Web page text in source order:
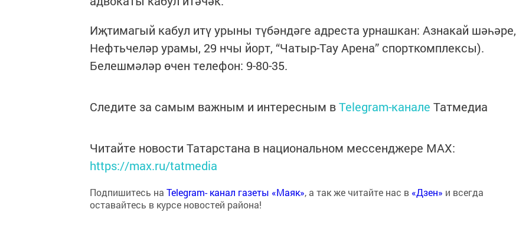
Иҗтимагый кабул итү урыны түбәндәге адреста урнашкан: Азнакай шәһәре,
Нефтьчеләр урамы, 29 нчы йорт, “Чатыр-Тау Арена” спорткомплексы).
Белешмәләр өчен телефон: 9-80-35.
Следите за самым важным и интересным вTelegram-канале Татмедиа
Читайте новости Татарстана в национальном мессенджере MАХ:
https://max.ru/tatmedia
Подпишитесь на Telegram- канал газеты «Маяк», а так же читайте нас в «Дзен» и всегда
оставайтесь в курсе новостей района!